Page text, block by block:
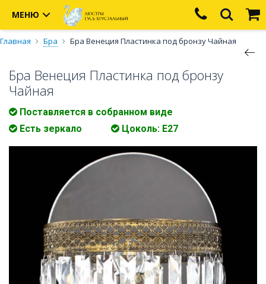
МЕНЮ
Главная Бра Бра Венеция Пластинка под бронзу Чайная
Бра Венеция Пластинка под бронзу
Чайная
Поставляется в собранном виде
Есть зеркало
Цоколь: Е27